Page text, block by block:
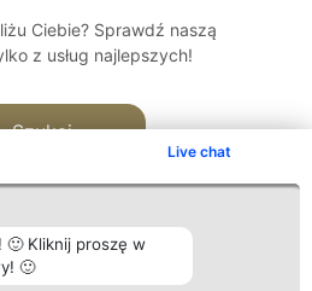
Live chat
Kliknij proszę w
🙂
Ciebie? Sprawdź naszą
z usług najlepszych!
Szukaj